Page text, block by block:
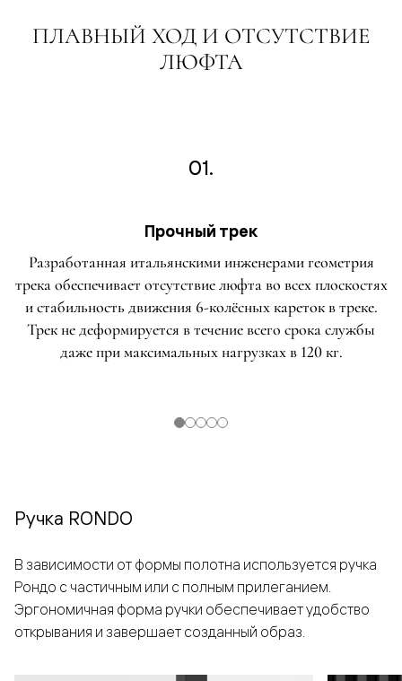
ПЛАВНЫЙ ХОД И ОТСУТСТВИЕ
ЛЮФТА
01.
Прочный трек
Разработанная итальянскими инженерами геометрия
трека обеспечивает отсутствие люфта во всех плоскостях
и стабильность движения 6-колёсных кареток в треке.
Трек не деформируется в течение всего срока службы
даже при максимальных нагрузках в 120 кг.
Ручка RONDO
В зависимости от формы полотна используется ручка
Рондо с частичным или с полным прилеганием.
Эргономичная форма ручки обеспечивает удобство
открывания и завершает созданный образ.